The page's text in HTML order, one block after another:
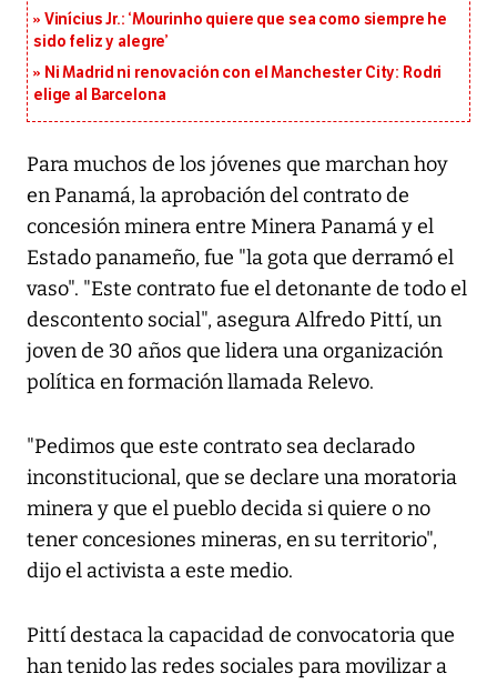
Vinícius Jr.: ‘Mourinho quiere que sea como siempre he
sido feliz y alegre’
Ni Madrid ni renovación con el Manchester City: Rodri
elige al Barcelona
Para muchos de los jóvenes que marchan hoy
en Panamá, la aprobación del contrato de
concesión minera entre Minera Panamá y el
Estado panameño, fue "la gota que derramó el
vaso". "Este contrato fue el detonante de todo el
descontento social", asegura Alfredo Pittí, un
joven de 30 años que lidera una organización
política en formación llamada Relevo.
"Pedimos que este contrato sea declarado
inconstitucional, que se declare una moratoria
minera y que el pueblo decida si quiere o no
tener concesiones mineras, en su territorio",
dijo el activista a este medio.
Pittí destaca la capacidad de convocatoria que
han tenido las redes sociales para movilizar a